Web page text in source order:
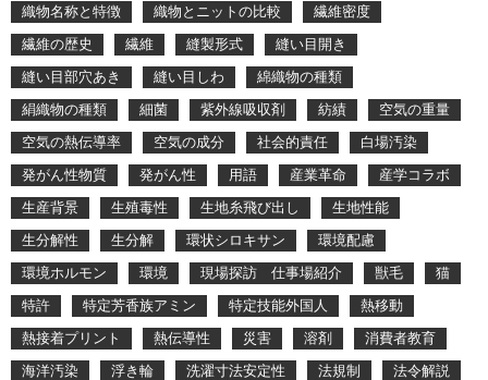
織物名称と特徴
織物とニットの比較
繊維密度
繊維の歴史
繊維 縫製形式
縫い目開き
縫い目部穴あき
縫い目しわ
綿織物の種類
絹織物の種類
細菌 紫外線吸収剤 紡績
空気の重量
空気の熱伝導率
空気の成分 社会的責任
白場汚染
発がん性物質
発がん性 用語 産業革命
産学コラボ
生産背景
生殖毒性 生地糸飛び出し
生地性能
生分解性
生分解 環状シロキサン
環境配慮
環境ホルモン
環境 現場探訪 仕事場紹介 獣毛
猫
特許
特定芳香族アミン 特定技能外国人
熱移動
熱接着プリント
熱伝導性 災害 溶剤
消費者教育
海洋汚染
浮き輪 洗濯寸法安定性 法規制
法令解説